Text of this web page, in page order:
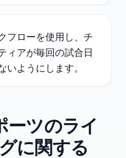
フローを使用し、チ
ィアが毎回の試合日
いようにします。
ーツのライ
に関する